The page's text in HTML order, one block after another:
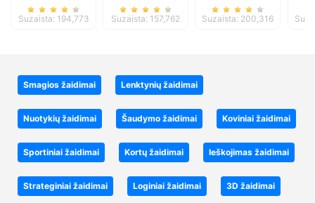
Suzaista: 194,773 Suzaista: 157,762 Suzaista: 200,316
Smagios žaidimai Lenktynių žaidimai
Nuotykių žaidimai Šaudymo žaidimai Koviniai žaidimai
Sportiniai žaidimai Kortų žaidimai Ieškojimas žaidimai
Strateginiai žaidimai Loginiai žaidimai 3D žaidimai